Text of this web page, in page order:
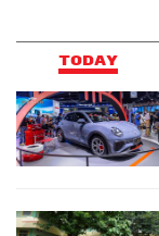
TODAY